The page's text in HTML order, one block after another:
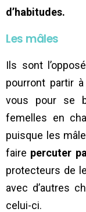
d’habitudes.
Les mâles
Ils sont
pourront partir
vous pour se
femelles en
puisque les
faire percuter
protecteurs de
avec d’autres
celui-ci.